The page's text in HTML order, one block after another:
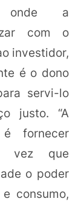
onde a
com o
investidor,
é o dono
servi-lo
justo. “A
fornecer
vez que
o poder
consumo,